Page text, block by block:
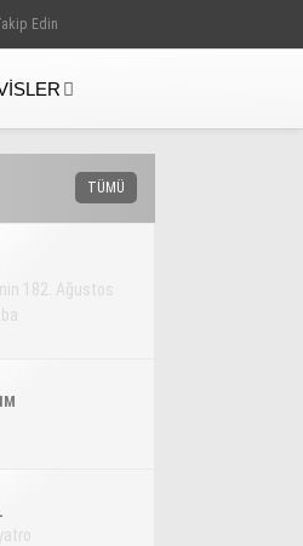
Edin
TÜMÜ
182. Ağustos